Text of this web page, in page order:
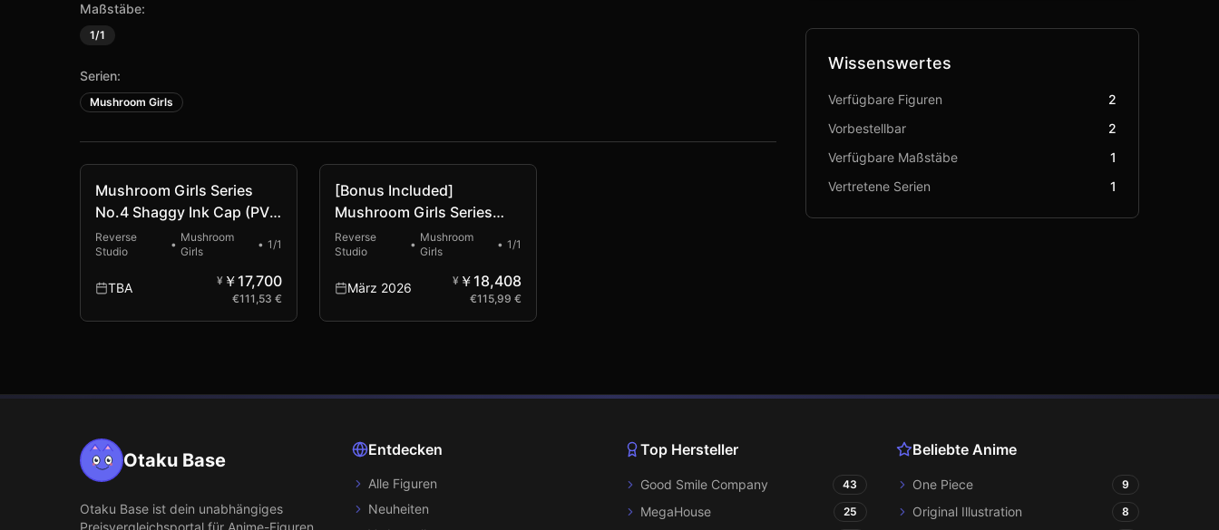
Maßstäbe:
1/1
Serien:
Mushroom Girls
Vorbestellung
Mushroom Girls Series
No.4 Shaggy Ink Cap (PVC
Figure)
Reverse
Studio
•
Mushroom
Girls
• 1/1
TBA ¥ ￥17,700
€111,53 €
Vorbestellung
[Bonus Included]
Mushroom Girls Series
No.6 Marasmius
Haematocephalus (PVC
Figure)
Reverse
Studio
•
Mushroom
Girls
• 1/1
März 2026 ¥ ￥18,408
€115,99 €
Wissenswertes
Verfügbare Figuren
2
Vorbestellbar
2
Verfügbare Maßstäbe
1
Vertretene Serien
1
Otaku Base
Otaku Base ist dein unabhängiges
Preisvergleichsportal für Anime-Figuren
Entdecken
Alle Figuren
Neuheiten
Top Hersteller
Good Smile Company 43
MegaHouse 25
Beliebte Anime
One Piece 9
Original Illustration 8